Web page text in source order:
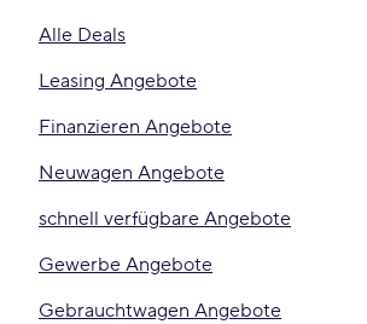
Alle Deals
Leasing Angebote
Finanzieren Angebote
Neuwagen Angebote
schnell verfügbare Angebote
Gewerbe Angebote
Gebrauchtwagen Angebote